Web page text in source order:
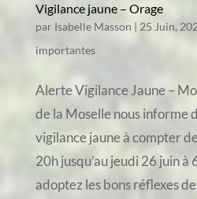
Vigilance jaune – Orage
par Isabelle Masson | 25 Juin,
importantes
Alerte Vigilance Jaune –
de la Moselle nous informe
vigilance jaune à compter
20h jusqu’au jeudi 26 juin
adoptez les bons réflexes